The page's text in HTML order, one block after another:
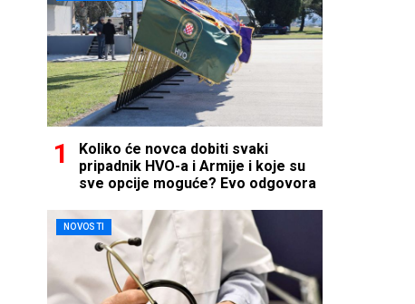
Koliko će novca dobiti svaki
pripadnik HVO-a i Armije i koje su
sve opcije moguće? Evo odgovora
NOVOSTI